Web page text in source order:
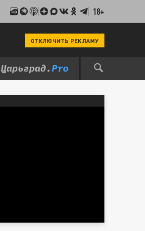
18+
ОТКЛЮЧИТЬ РЕКЛАМУ